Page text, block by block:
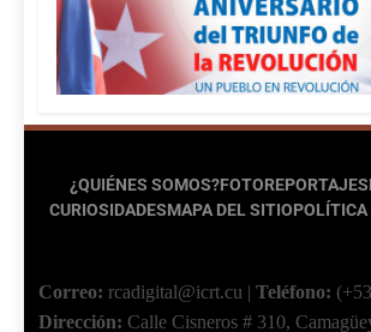
¿QUIÉNES SOMOS?FOTOREPORTAJES
CURIOSIDADESMAPA DEL SITIOPOLÍTICA
Correo: rcadigital@icrt.cu | Teléfono:
Dirección: Calle Cisneros # 310,